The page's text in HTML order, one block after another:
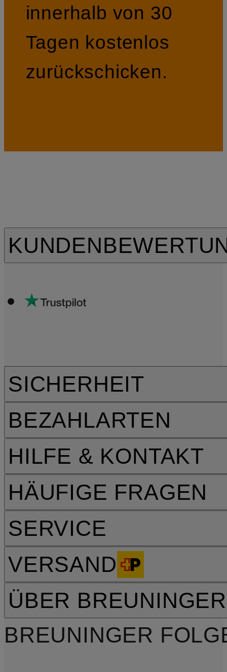
innerhalb von 30
Tagen kostenlos
zurückschicken.
HILFE & KONTAKT
HÄUFIGE FRAGEN
SERVICE
VERSAND
SICHERHEIT
BEZAHLARTEN
ÜBER BREUNINGER
BREUNINGER